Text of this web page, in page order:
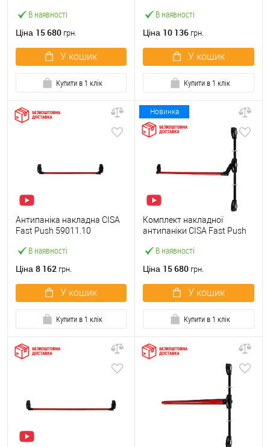
В наявності
точковий вверх-вниз
Ціна 15 680 грн.
У кошик
Купити в 1 клік
В наявності
Ціна 10 136 грн.
У кошик
Купити в 1 клік
В наявності
Антипаніка накладна CISA
Fast Push 59011.10
штангою 900 мм червона
Ціна 8 162 грн.
У кошик
Купити в 1 клік
Новинка
В наявності
Комплект накладної
антипаніки CISA Fast Push
точковий вбік червона
Ціна 15 680 грн.
У кошик
Купити в 1 клік